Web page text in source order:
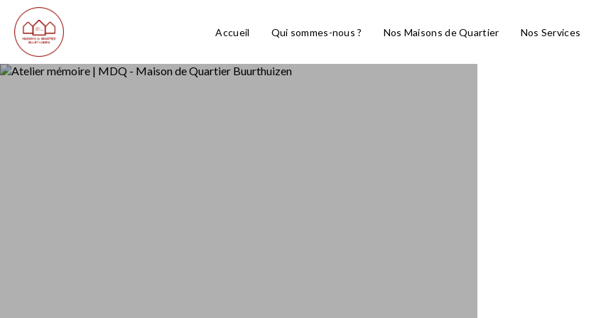
Accueil Qui sommes-nous ? Nos Maisons de Quartier Nos Services